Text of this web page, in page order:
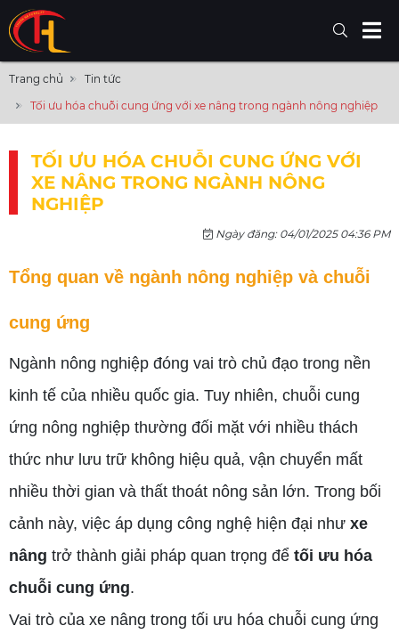
Trang chủ
Tin tức
Tối ưu hóa chuỗi cung ứng với xe nâng trong ngành nông nghiệp
TỐI ƯU HÓA CHUỖI CUNG ỨNG VỚI
XE NÂNG TRONG NGÀNH NÔNG
NGHIỆP
Ngày đăng: 04/01/2025 04:36 PM
Tổng quan về ngành nông nghiệp và chuỗi
cung ứng
Ngành nông nghiệp đóng vai trò chủ đạo trong nền
kinh tế của nhiều quốc gia. Tuy nhiên, chuỗi cung
ứng nông nghiệp thường đối mặt với nhiều thách
thức như lưu trữ không hiệu quả, vận chuyển mất
nhiều thời gian và thất thoát nông sản lớn. Trong bối
cảnh này, việc áp dụng công nghệ hiện đại như xe
nâng trở thành giải pháp quan trọng để tối ưu hóa
chuỗi cung ứng.
Vai trò của xe nâng trong tối ưu hóa chuỗi cung ứng